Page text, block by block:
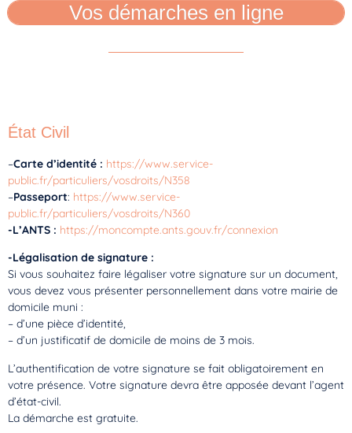
Vos démarches en ligne
État Civil
–Carte d’identité : https://www.service-
public.fr/particuliers/vosdroits/N358
–Passeport: https://www.service-
public.fr/particuliers/vosdroits/N360
-L’ANTS : https://moncompte.ants.gouv.fr/connexion
-Légalisation de signature :
Si vous souhaitez faire légaliser votre signature sur un document,
vous devez vous présenter personnellement dans votre mairie de
domicile muni :
– d’une pièce d’identité,
– d’un justificatif de domicile de moins de 3 mois.
L’authentification de votre signature se fait obligatoirement en
votre présence. Votre signature devra être apposée devant l’agent
d’état-civil.
La démarche est gratuite.